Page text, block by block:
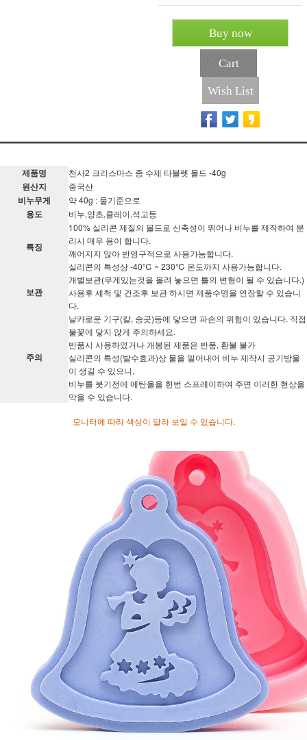
Buy now
Cart
Wish List
제품명 천사2 크리스마스 종 수제 타블렛 몰드 -40g
원산지 중국산
비누무게 약 40g : 물기준으로
용도 비누,양초,클레이,석고등
특징
100% 실리콘 제질의 몰드로 신축성이 뛰어나 비누를 제작하여 분
리시 매우 용이 합니다.
깨어지지 않아 반영구적으로 사용가능합니다.
실리콘의 특성상 -40℃ ~ 230℃ 온도까지 사용가능합니다.
보관
개별보관(무게있는것을 올려 놓으면 틀의 변형이 될 수 있습니다.)
사용후 세척 및 건조후 보관 하시면 제품수명을 연장할 수 있습니
다.
주의
날카로운 기구(칼, 송곳)등에 닿으면 파손의 위험이 있습니다. 직접
불꽃에 닿지 않게 주의하세요.
반품시 사용하였거나 개봉된 제품은 반품, 환불 불가
실리콘의 특성(발수효과)상 물을 밀어내어 비누 제작시 공기방울
이 생길 수 있으니,
비누를 붓기전에 에탄올을 한번 스프레이하여 주면 이러한 현상을
막을 수 있습니다.
모니터에 따라 색상이 달라 보일 수 있습니다.